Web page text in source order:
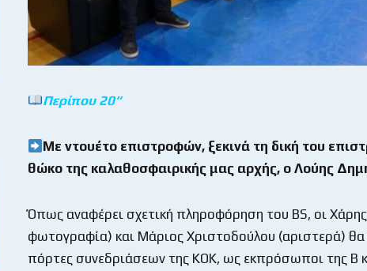
Περίπου 20“
Με ντουέτο επιστροφών, ξεκινά τη δική του
θώκο της καλαθοσφαιρικής μας αρχής, ο Λούης
Όπως αναφέρει σχετική πληροφόρηση του BS, οι
φωτογραφία) και Μάριος Χριστοδούλου (αριστερά)
πόρτες συνεδριάσεων της ΚΟΚ, ως εκπρόσωποι της Β